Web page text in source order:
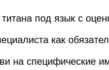
под язык с
как
на специфические